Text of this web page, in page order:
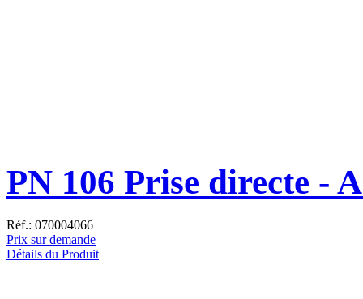
PN 106 Prise directe -
Réf.: 070004066
Prix sur demande
Détails du Produit